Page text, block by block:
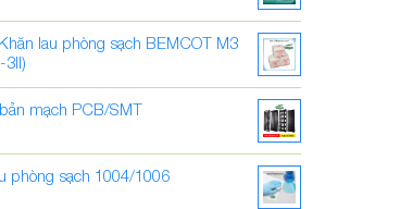
lau phòng sạch BEMCOT M3
3II)
mạch PCB/SMT
phòng sạch 1004/1006